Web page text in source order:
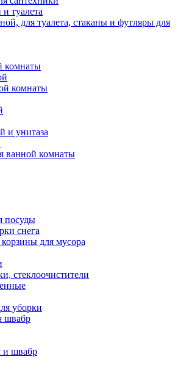
туалета
для туалета, стаканы и футляры для
комнаты
комнаты
и унитаза
ванной комнаты
посуды
снега
для мусора
стеклоочистители
уборки
швабр
и швабр